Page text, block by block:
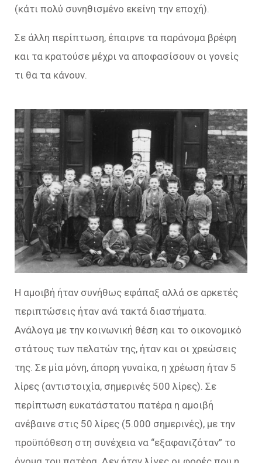
(κάτι πολύ συνηθισμένο εκείνη την εποχή).
Σε άλλη περίπτωση, έπαιρνε τα παράνομα βρέφη
και τα κρατούσε μέχρι να αποφασίσουν οι γονείς
τι θα τα κάνουν.
Η αμοιβή ήταν συνήθως εφάπαξ αλλά σε αρκετές
περιπτώσεις ήταν ανά τακτά διαστήματα.
Ανάλογα με την κοινωνική θέση και το οικονομικό
στάτους των πελατών της, ήταν και οι χρεώσεις
της. Σε μία μόνη, άπορη γυναίκα, η χρέωση ήταν 5
λίρες (αντιστοιχία, σημερινές 500 λίρες). Σε
περίπτωση ευκατάστατου πατέρα η αμοιβή
ανέβαινε στις 50 λίρες (5.000 σημερινές), με την
προϋπόθεση στη συνέχεια να “εξαφανιζόταν” το